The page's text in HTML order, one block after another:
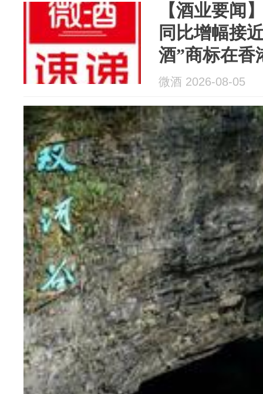
【酒业要闻
同比增幅接
酒”商标在香
在遵义开展
微酒 2026-08-05